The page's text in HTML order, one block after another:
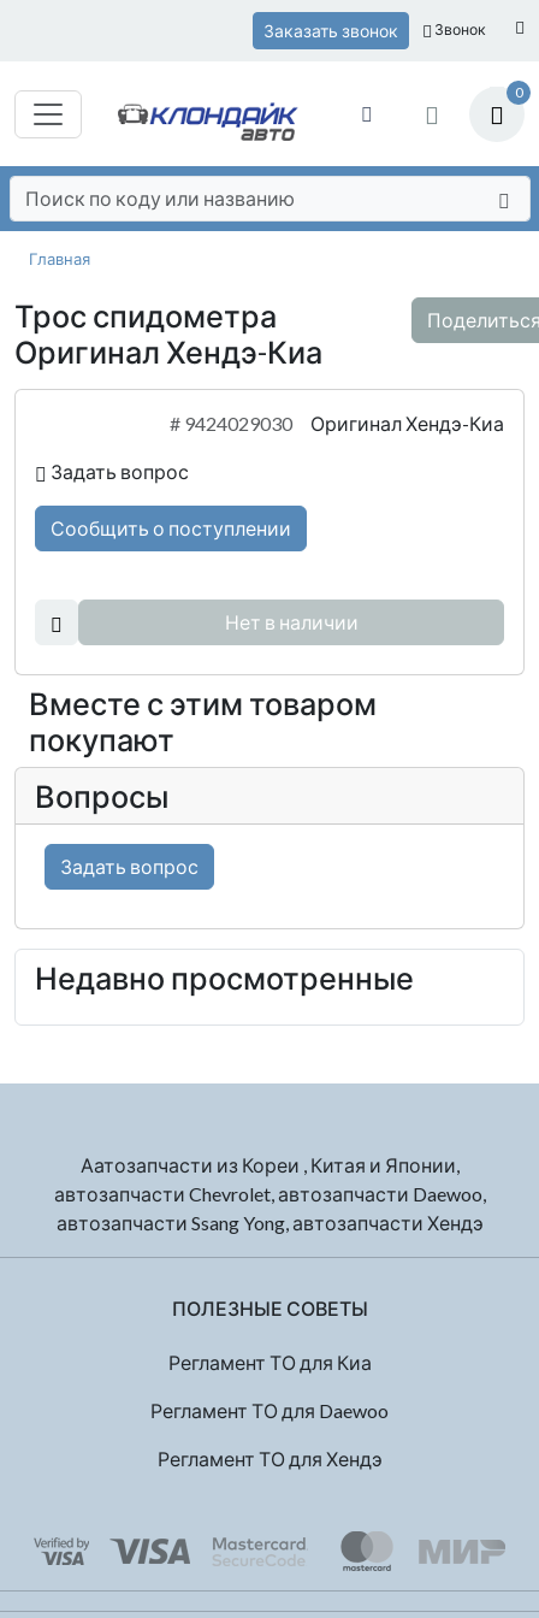
Заказать звонок Звонок
0
Главная
Трос спидометра
Оригинал Хендэ-Киа
# 9424029030 Оригинал Хендэ-Киа
Задать вопрос
Сообщить о поступлении
Нет в наличии
Вместе с этим товаром
покупают
Вопросы
Задать вопрос
Недавно просмотренные
Аатозапчасти из Кореи , Китая и Японии,
автозапчасти Chevrolet, автозапчасти Daewoo,
автозапчасти Ssang Yong, автозапчасти Хендэ
ПОЛЕЗНЫЕ СОВЕТЫ
Регламент ТО для Киа
Регламент ТО для Daewoo
Регламент ТО для Хендэ